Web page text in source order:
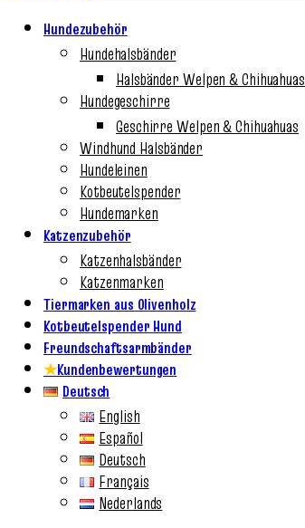
Hundezubehör
Hundehalsbänder
Halsbänder Welpen & Chihuahuas
Hundegeschirre
Geschirre Welpen & Chihuahuas
Windhund Halsbänder
Hundeleinen
Kotbeutelspender
Hundemarken
Katzenzubehör
Katzenhalsbänder
Katzenmarken
Tiermarken aus Olivenholz
Kotbeutelspender Hund
Freundschaftsarmbänder
★Kundenbewertungen
Deutsch
English
Español
Deutsch
Français
Nederlands